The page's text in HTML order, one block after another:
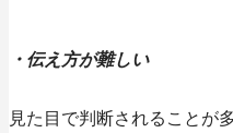
・伝え方が難しい
見た目で判断されることが